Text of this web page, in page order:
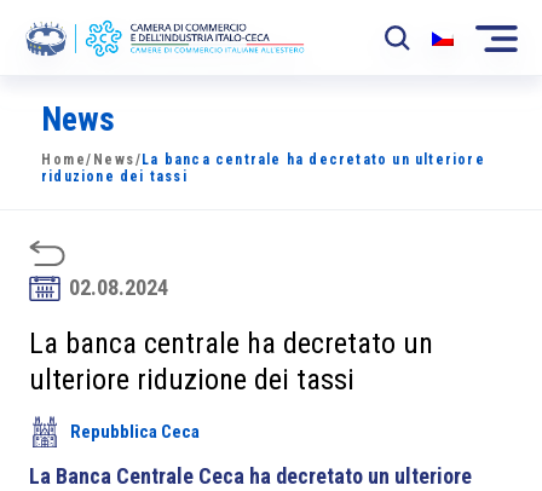
La Camera
News
Sviluppo Mercato
Soci
Partner
Progetti
News
Home/ News/ La banca centrale ha decretato un ulteriore
riduzione dei tassi
02.08.2024
La banca centrale ha decretato un
ulteriore riduzione dei tassi
Repubblica Ceca
La Banca Centrale Ceca ha decretato un ulteriore